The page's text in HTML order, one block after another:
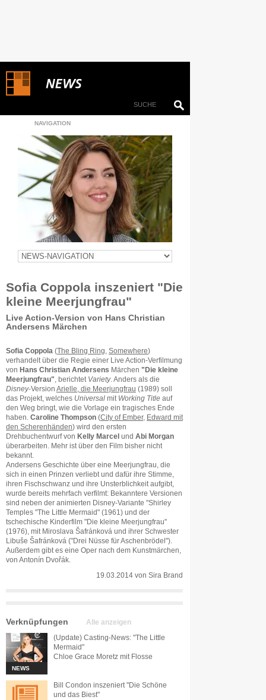
NAVIGATION
Sofia Coppola inszeniert "Die
kleine Meerjungfrau"
Live Action-Version von Hans Christian
Andersens Märchen
Sofia Coppola (The Bling Ring Somewhere)
verhandelt über die Regie einer Live Action-Verfilmung
von Hans Christian Andersens Märchen "Die kleine
Meerjungfrau" , berichtet Variety. Anders als die
Disney-Version Arielle, die Meerjungfrau (1989) soll
das Projekt, welches Universal mit Working Title auf
den Weg bringt, wie die Vorlage ein tragisches Ende
haben. Caroline Thompson (City of Ember, Edward mit
den Scherenhänden) wird den ersten
Drehbuchentwurf von Kelly Marcel und Abi Morgan
überarbeiten. Mehr ist über den Film bisher nicht
bekannt.
Andersens Geschichte über eine Meerjungfrau, die
sich in einen Prinzen verliebt und dafür ihre Stimme,
ihren Fischschwanz und ihre Unsterblichkeit aufgibt,
wurde bereits mehrfach verfilmt: Bekanntere Versionen
sind neben der animierten Disney-Variante "Shirley
Temples "The Little Mermaid" (1961) und der
tschechische Kinderfilm "Die kleine Meerjungfrau"
(1976), mit Miroslava Šafránková und ihrer Schwester
Libuše Šafránková ("Drei Nüsse für Aschenbrödel").
Außerdem gibt es eine Oper nach dem Kunstmärchen,
von Antonín Dvořák.
19.03.2014 von Sira Brand
Verknüpfungen Alle anzeigen
NEWS
(Update) Casting-News: "The Little
Mermaid"
Chloe Grace Moretz mit Flosse
Bill Condon inszeniert "Die Schöne
und das Biest"